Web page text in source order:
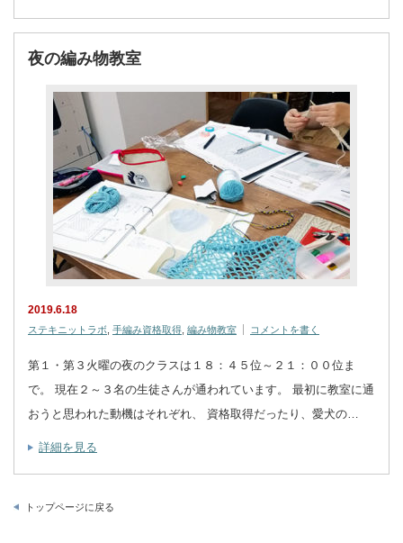
夜の編み物教室
2019.6.18
ステキニットラボ 手編み資格取得 編み物教室 コメントを書く
第１・第３火曜の夜のクラスは１８：４５位～２１：００位ま
で。 現在２～３名の生徒さんが通われています。 最初に教室に通
おうと思われた動機はそれぞれ、 資格取得だったり、愛犬の…
詳細を見る
トップページに戻る